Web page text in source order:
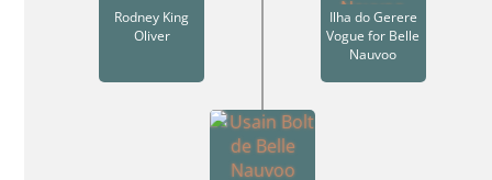
Rodney King
Oliver
Ilha do Gerere
Vogue for Belle
Nauvoo